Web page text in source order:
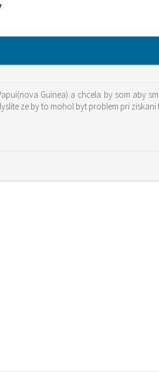
Guinea) a chcela by som aby
ze by to mohol byt problem pri